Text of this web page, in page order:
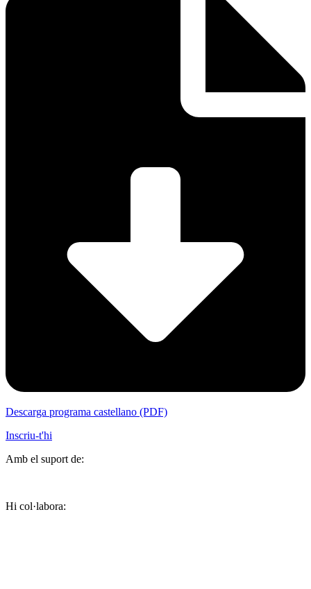
Descarga programa castellano (PDF)
Inscriu-t'hi
Amb el suport de:
Hi col·labora: